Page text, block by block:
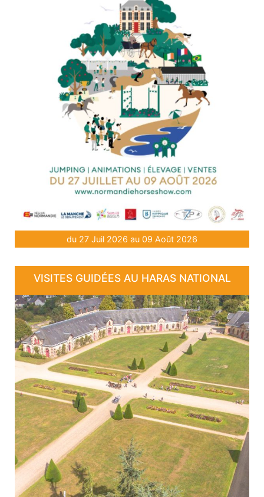
du 27 Juil 2026 au 09 Août 2026
VISITES GUIDÉES AU HARAS NATIONAL